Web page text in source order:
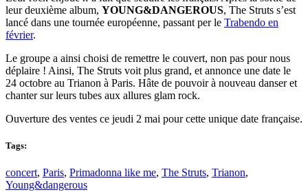
leur deuxième album, YOUNG&DANGEROUS, The Struts s’est
lancé dans une tournée européenne, passant per le Trabendo en
février.
Le groupe a ainsi choisi de remettre le couvert, non pas pour nous
déplaire ! Ainsi, The Struts voit plus grand, et annonce une date le
24 octobre au Trianon à Paris. Hâte de pouvoir à nouveau danser et
chanter sur leurs tubes aux allures glam rock.
Ouverture des ventes ce jeudi 2 mai pour cette unique date française.
Tags:
concert, Paris, Primadonna like me, The Struts, Trianon,
Young&dangerous